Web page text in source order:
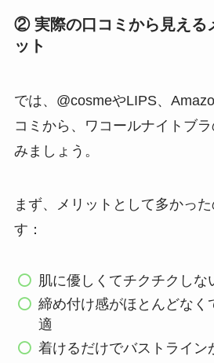
② 実際の口コミから見える
ット
では、@cosmeやLIPS、
コミから、ワコールナイトブ
みましょう。
まず、メリットとして多かっ
す：
肌に優しくてチクチクしな
締め付け感がほとんどなく
適
着けるだけでバストライン